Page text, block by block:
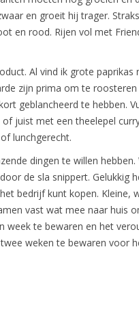
en groeit hij trager.
en rood. Rijen vol met
Al vind ik grote paprikas
zijn prima om te roosteren
geblancheerd te hebben.
juist met een theelepel
lunchgerecht.
dingen te willen hebben.
de sla snippert. Gelukkig
bedrijf kunt kopen. Kleine,
vast wat mee naar huis
week te bewaren en het
weken te bewaren voor